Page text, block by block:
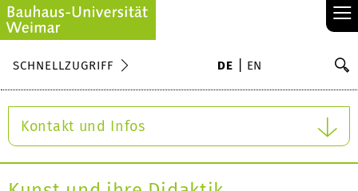
≡
SCHNELLZUGRIFF DE EN
Kontakt und Infos